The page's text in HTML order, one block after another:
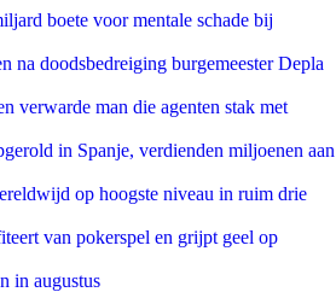
boete voor mentale schade bij
na doodsbedreiging burgemeester Depla
verwarde man die agenten stak met
in Spanje, verdienden miljoenen aan
op hoogste niveau in ruim drie
van pokerspel en grijpt geel op
in augustus